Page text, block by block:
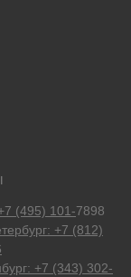
(495) 101-7898
+7 (812)
+7 (343) 302-